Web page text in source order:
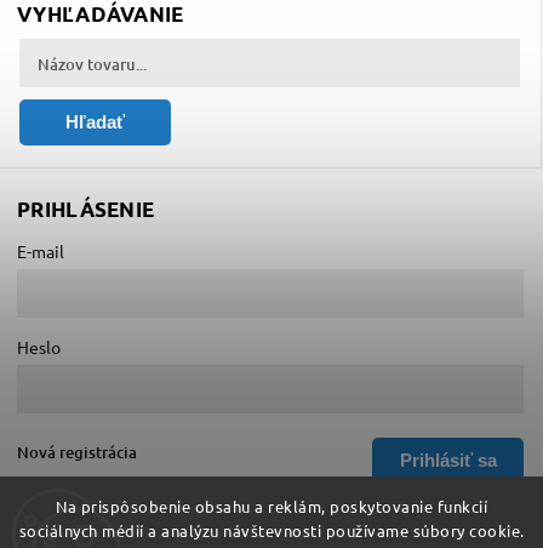
Na prispôsobenie obsahu a reklám, poskytovanie funkcií
sociálnych médií a analýzu návštevnosti používame súbory cookie.
VYHĽADÁVANIE
Hľadať
PRIHLÁSENIE
E-mail
Heslo
Prihlásiť sa
Nová registrácia
Zabudnuté heslo